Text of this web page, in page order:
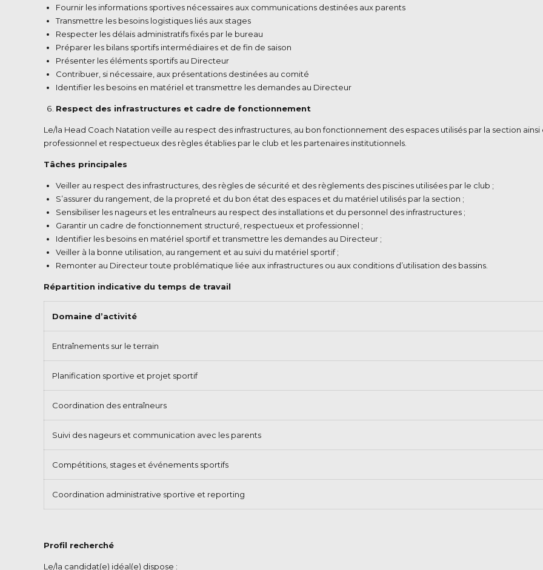
Fournir les informations sportives nécessaires aux communications destinées aux parents
Transmettre les besoins logistiques liés aux stages
Respecter les délais administratifs fixés par le bureau
Préparer les bilans sportifs intermédiaires et de fin de saison
Présenter les éléments sportifs au Directeur
Contribuer, si nécessaire, aux présentations destinées au comité
Identifier les besoins en matériel et transmettre les demandes au Directeur
Respect des infrastructures et cadre de fonctionnement
Le/la Head Coach Natation veille au respect des infrastructures, au bon fonctionnement des espaces utilisés par la section
professionnel et respectueux des règles établies par le club et les partenaires institutionnels.
Tâches principales
Veiller au respect des infrastructures, des règles de sécurité et des règlements des piscines utilisées par le club ;
S’assurer du rangement, de la propreté et du bon état des espaces et du matériel utilisés par la section ;
Sensibiliser les nageurs et les entraîneurs au respect des installations et du personnel des infrastructures ;
Garantir un cadre de fonctionnement structuré, respectueux et professionnel ;
Identifier les besoins en matériel sportif et transmettre les demandes au Directeur ;
Veiller à la bonne utilisation, au rangement et au suivi du matériel sportif ;
Remonter au Directeur toute problématique liée aux infrastructures ou aux conditions d’utilisation des bassins.
Répartition indicative du temps de travail
Domaine d’activité
Entraînements sur le terrain
Planification sportive et projet sportif
Coordination des entraîneurs
Suivi des nageurs et communication avec les parents
Compétitions, stages et événements sportifs
Coordination administrative sportive et reporting
Profil recherché
Le/la candidat(e) idéal(e) dispose :